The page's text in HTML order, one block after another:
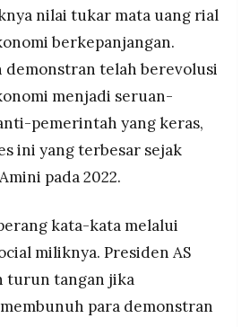
nilai tukar mata uang rial
berkepanjangan.
telah berevolusi
menjadi seruan-
pemerintah yang keras,
ini yang terbesar sejak
pada 2022.
kata-kata melalui
miliknya. Presiden AS
turun tangan jika
para demonstran